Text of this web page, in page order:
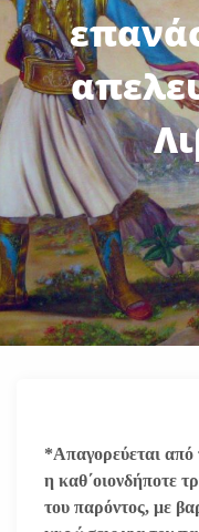
*Απαγορεύεται από
η καθ΄οιονδήποτε
του παρόντος, με